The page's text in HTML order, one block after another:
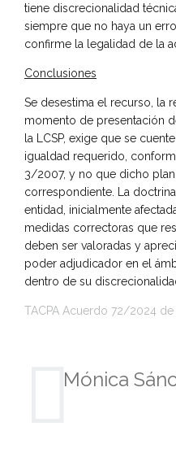
tiene discrecionalidad
siempre que no haya un
confirme la legalidad de la
Conclusiones
Se desestima el recurso, la
momento de presentación
la LCSP, exige que se
igualdad requerido,
3/2007, y no que dicho
correspondiente. La
entidad, inicialmente
medidas correctoras que
deben ser valoradas y
poder adjudicador en el
dentro de su
TACPA Acuerdo 72/2024
Mónica